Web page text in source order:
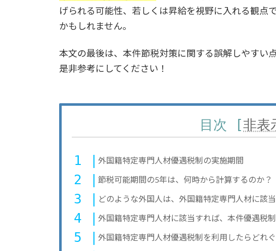
げられる可能性、若しくは昇給を視野に入れる観点
かもしれません。
本文の最後は、本件節税対策に関する誤解しやすい
是非参考にしてください！
目次 [非表
外国籍特定専門人材優遇税制の実施期間
節税可能期間の5年は、何時から計算するのか？
どのような外国人は、外国籍特定専門人材に該
外国籍特定専門人材に該当すれば、本件優遇税
外国籍特定専門人材優遇税制を利用したらどれ